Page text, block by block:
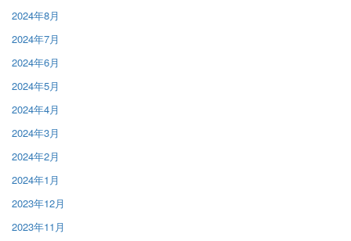
2024年8月
2024年7月
2024年6月
2024年5月
2024年4月
2024年3月
2024年2月
2024年1月
2023年12月
2023年11月